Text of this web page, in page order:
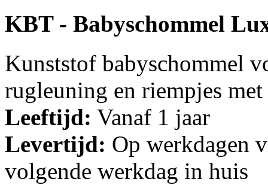
KBT - Babyschommel
Kunststof babyschommel
rugleuning en riempjes
Leeftijd: Vanaf 1 jaar
Levertijd: Op werkdagen
volgende werkdag in huis